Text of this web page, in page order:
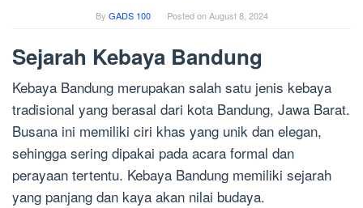
By GADS 100 Posted onAugust 8, 2024
Sejarah Kebaya Bandung
Kebaya Bandung merupakan salah satu jenis kebaya
tradisional yang berasal dari kota Bandung, Jawa Barat.
Busana ini memiliki ciri khas yang unik dan elegan,
sehingga sering dipakai pada acara formal dan
perayaan tertentu. Kebaya Bandung memiliki sejarah
yang panjang dan kaya akan nilai budaya.